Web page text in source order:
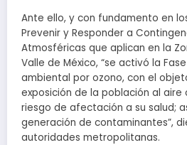
Ante ello, y con fundamento en
Prevenir y Responder a
Atmosféricas que aplican en la
Valle de México, “se activó la
ambiental por ozono, con el
exposición de la población al aire
riesgo de afectación a su salud;
generación de contaminantes”,
autoridades metropolitanas.